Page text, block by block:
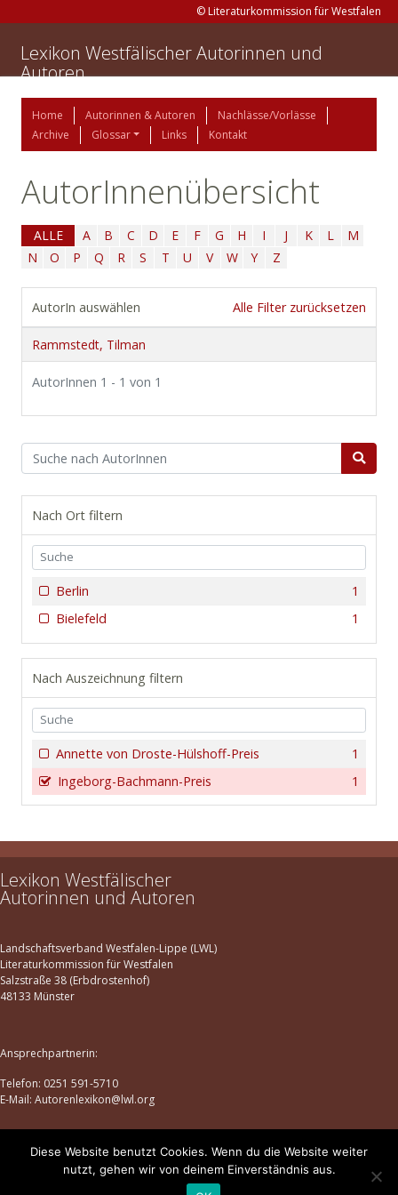
© Literaturkommission für Westfalen
Lexikon Westfälischer Autorinnen und
Autoren
Home Autorinnen & Autoren
Nachlässe/Vorlässe
Archive
Glossar Links Kontakt
AutorInnenübersicht
ALLE A B C D E F G H I J K L
M
N
O P Q R S T U V W Y Z
Alle Filter zurücksetzen
AutorIn auswählen
Rammstedt, Tilman
AutorInnen 1 - 1 von 1
Nach Ort filtern
1
Berlin
1
Bielefeld
Nach Auszeichnung filtern
1
Annette von Droste-Hülshoff-Preis
1
Ingeborg-Bachmann-Preis
Lexikon Westfälischer
Autorinnen und Autoren
Landschaftsverband Westfalen-Lippe (LWL)
Literaturkommission für Westfalen
Salzstraße 38 (Erbdrostenhof)
48133 Münster
Ansprechpartnerin:
Telefon: 0251 591-5710
E-Mail: Autorenlexikon@lwl.org
Datenschutz |Impressum
© lexikon-westfaelischer-autorinnen-und-autoren.de | 2025
Diese Website benutzt Cookies. Wenn du die Website weiter
nutzt, gehen wir von deinem Einverständnis aus.